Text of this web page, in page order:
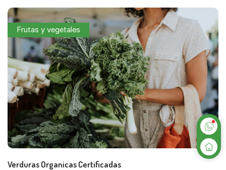
Frutas y vegetales
Verduras Organicas Certificadas